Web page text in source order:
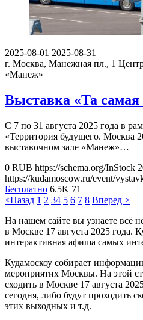
2025-08-01 2025-08-31
г. Москва, Манежная пл., 1
«Манеж»
Выставка «Та
С 7 по 31 августа 2025 года в
«Территория будущего. Москва
выставочном зале «Манеж»…
0 RUB https://schema.org/InStock
https://kudamoscow.ru/event/
Бесплатно 6.5K 71
<Назад 1 2 34 5 6 7 8 Вперед >
На нашем сайте вы узнаете всё
в Москве 17 августа 2025 года.
интерактивная афиша самых
Кудамоскоу собирает
мероприятих Москвы. На этой
сходить в Москве 17 августа
сегодня, либо будут проходить
этих выходных и т.д.